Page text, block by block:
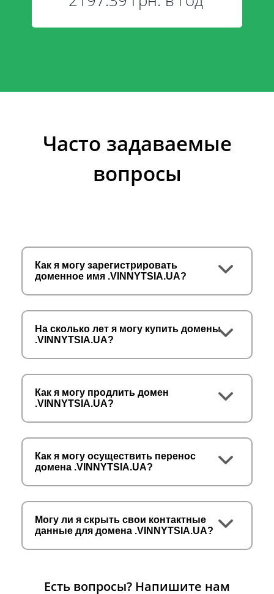
Часто задаваемые
вопросы
Как я могу зарегистрировать
доменное имя .VINNYTSIA.UA?
На сколько лет я могу купить домены
.VINNYTSIA.UA?
Как я могу продлить домен
.VINNYTSIA.UA?
Как я могу осуществить перенос
домена .VINNYTSIA.UA?
Могу ли я скрыть свои контактные
данные для домена .VINNYTSIA.UA?
Есть вопросы? Напишите нам